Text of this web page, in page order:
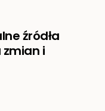
źródła
i